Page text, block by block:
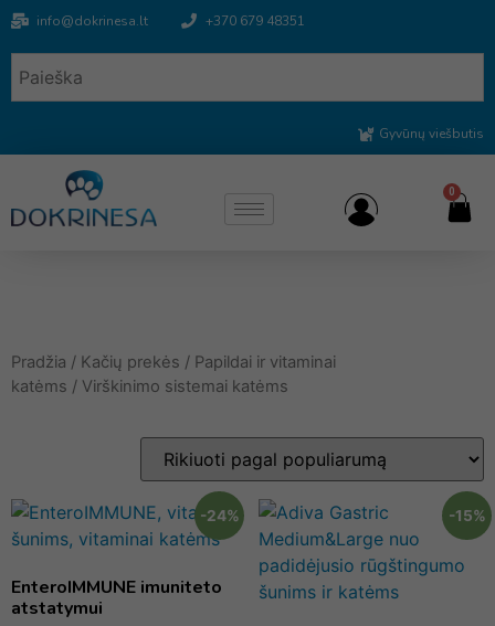
info@dokrinesa.lt +370 679 48351
Gyvūnų viešbutis
0
Pradžia / Kačių prekės / Papildai ir vitaminai
katėms / Virškinimo sistemai katėms
-24%
EnteroIMMUNE imuniteto
atstatymui
-15%